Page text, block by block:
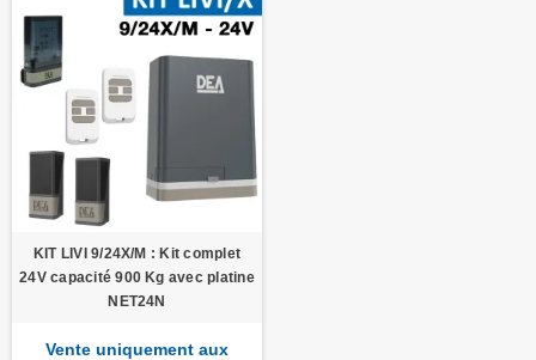
KIT LIVI 9/24X/M : Kit complet
24V capacité 900 Kg avec platine
NET24N
Vente uniquement aux